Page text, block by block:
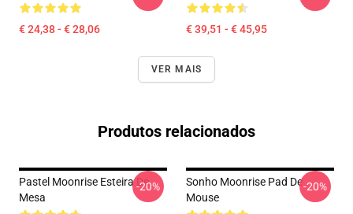
€ 24,38 - € 28,06 € 39,51 - € 45,95
VER MAIS
Produtos relacionados
Pastel Moonrise Esteira De
Mesa
-20%
Sonho Moonrise Pad De
Mouse
-20%